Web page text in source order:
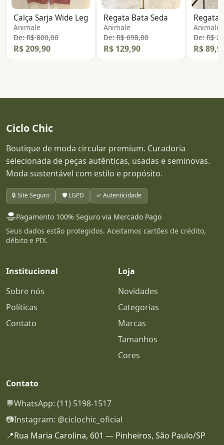
Calça Sarja Wide Leg
Animale
De: R$ 800,00
R$ 209,90
Regata Bata Seda
Animale
De: R$ 698,00
R$ 129,90
Regata
Animale
De: R$
R$
Ciclo Chic
Boutique de moda circular premium. Curadoria
selecionada de peças autênticas, usadas e seminovas.
Moda sustentável com estilo e propósito.
🔒 Site Seguro 🛡️ LGPD ✓ Autenticidade
Pagamento 100% Seguro via Mercado Pago
Seus dados estão protegidos. Aceitamos cartões de crédito,
débito e PIX.
Institucional
Sobre nós
Políticas
Contato
Loja
Novidades
Categorias
Marcas
Tamanhos
Cores
Contato
💬WhatsApp: (11) 5198-1517
📷Instagram: @ciclochic_oficial
📍Rua Maria Carolina, 601 — Pinheiros, São Paulo/SP